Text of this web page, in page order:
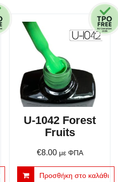
U-1042 Forest
Fruits
€8.00 με ΦΠΑ
Προσθήκη στο καλάθι